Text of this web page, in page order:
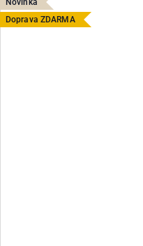
Doprava ZDARMA